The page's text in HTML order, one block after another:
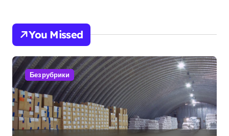
You Missed
Без рубрики